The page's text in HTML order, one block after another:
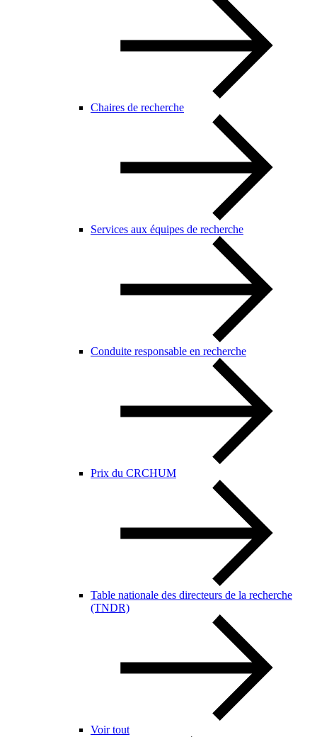
Chaires de recherche
Services aux équipes de recherche
Conduite responsable en recherche
Prix du CRCHUM
Table nationale des directeurs de la recherche
(TNDR)
Voir tout